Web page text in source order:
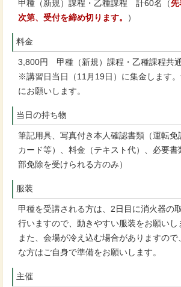
甲種（新規）課程・乙種課程 計60名（先
次第、受付を締め切ります。
）
料金
3,800円 甲種（新規）課程・乙種課程共通
※講習日当日（11月19日）に集金します
にお願いします。
当日の持ち物
筆記用具、写真付き本人確認書類（運転免
カード等）、料金（テキスト代）、必要
部免除を受けられる方のみ）
服装
甲種を受講される方は、2日目に消火器の
行いますので、動きやすい服装をお願いし
また、会場が冷え込む場合がありますの
な方はご自身で準備をお願いします。
主催